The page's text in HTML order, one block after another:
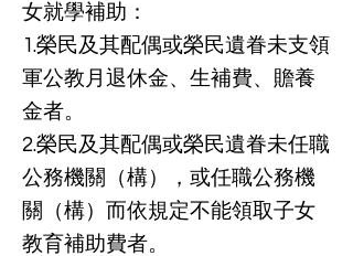
女就學補助：
1.榮民及其配偶或榮民遺眷未支領
軍公教月退休金、生補費、贍養
金者。
2.榮民及其配偶或榮民遺眷未任職
公務機關（構），或任職公務機
關（構）而依規定不能領取子女
教育補助費者。